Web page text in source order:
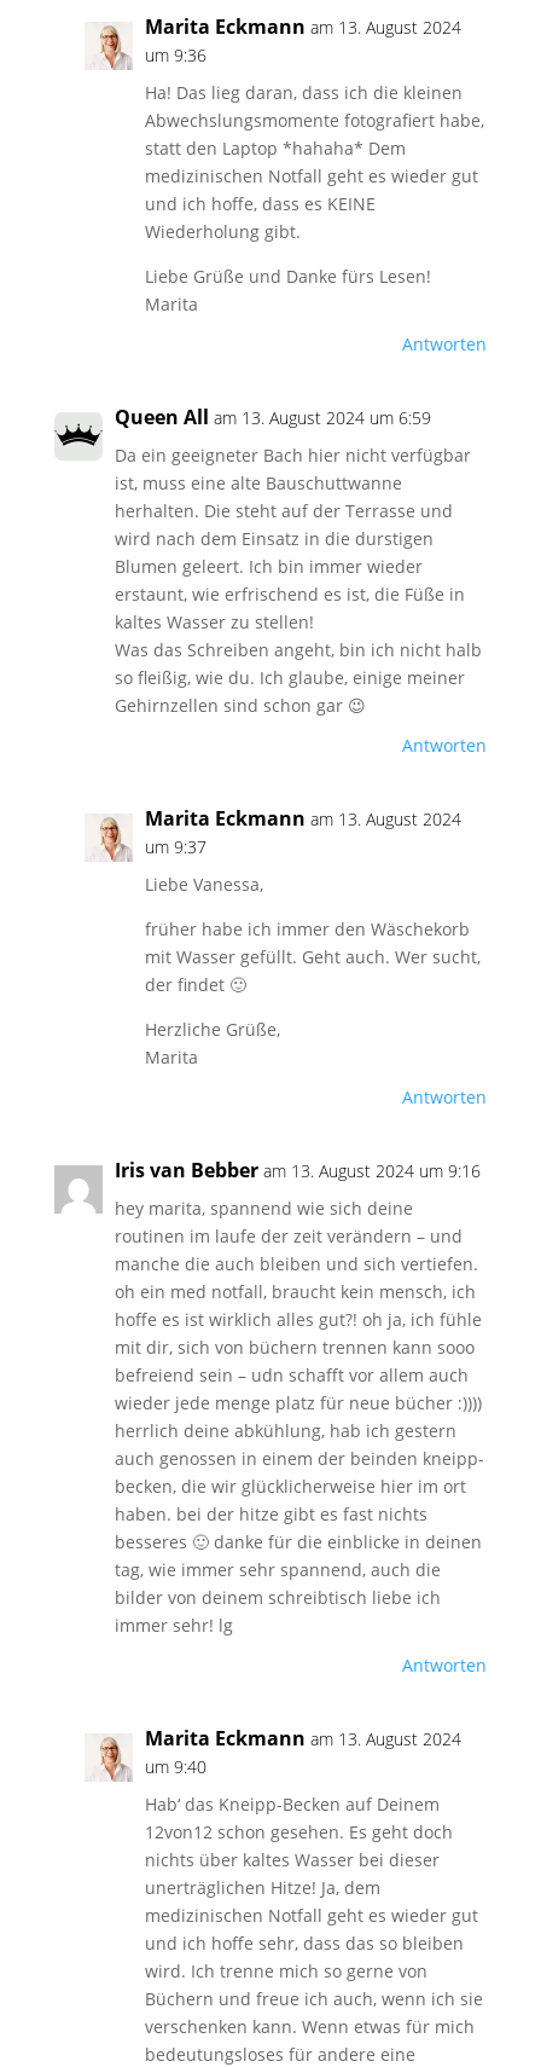
Marita Eckmann am 13. August 2024
um 9:36
Ha! Das lieg daran, dass ich die kleinen
Abwechslungsmomente fotografiert habe,
statt den Laptop *hahaha* Dem
medizinischen Notfall geht es wieder gut
und ich hoffe, dass es KEINE
Wiederholung gibt.
Liebe Grüße und Danke fürs Lesen!
Marita
Antworten
Queen All am 13. August 2024 um 6:59
Da ein geeigneter Bach hier nicht verfügbar
ist, muss eine alte Bauschuttwanne
herhalten. Die steht auf der Terrasse und
wird nach dem Einsatz in die durstigen
Blumen geleert. Ich bin immer wieder
erstaunt, wie erfrischend es ist, die Füße in
kaltes Wasser zu stellen!
Was das Schreiben angeht, bin ich nicht halb
so fleißig, wie du. Ich glaube, einige meiner
Gehirnzellen sind schon gar 😉
Antworten
Marita Eckmann am 13. August 2024
um 9:37
Liebe Vanessa,
früher habe ich immer den Wäschekorb
mit Wasser gefüllt. Geht auch. Wer sucht,
der findet 🙂
Herzliche Grüße,
Marita
Antworten
Iris van Bebber am 13. August 2024 um 9:16
hey marita, spannend wie sich deine
routinen im laufe der zeit verändern – und
manche die auch bleiben und sich vertiefen.
oh ein med notfall, braucht kein mensch, ich
hoffe es ist wirklich alles gut?! oh ja, ich fühle
mit dir, sich von büchern trennen kann sooo
befreiend sein – udn schafft vor allem auch
wieder jede menge platz für neue bücher :))))
herrlich deine abkühlung, hab ich gestern
auch genossen in einem der beinden kneipp-
becken, die wir glücklicherweise hier im ort
haben. bei der hitze gibt es fast nichts
besseres 🙂 danke für die einblicke in deinen
tag, wie immer sehr spannend, auch die
bilder von deinem schreibtisch liebe ich
immer sehr! lg
Antworten
Marita Eckmann am 13. August 2024
um 9:40
Hab‘ das Kneipp-Becken auf Deinem
12von12 schon gesehen. Es geht doch
nichts über kaltes Wasser bei dieser
unerträglichen Hitze! Ja, dem
medizinischen Notfall geht es wieder gut
und ich hoffe sehr, dass das so bleiben
wird. Ich trenne mich so gerne von
Büchern und freue ich auch, wenn ich sie
verschenken kann. Wenn etwas für mich
bedeutungsloses für andere eine